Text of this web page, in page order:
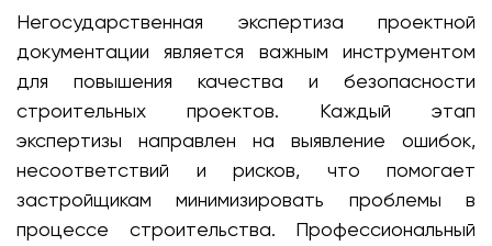
Негосударственная экспертиза проектной
документации является важным инструментом
для повышения качества и безопасности
строительных проектов. Каждый этап
экспертизы направлен на выявление ошибок,
несоответствий и рисков, что помогает
застройщикам минимизировать проблемы в
процессе строительства. Профессиональный